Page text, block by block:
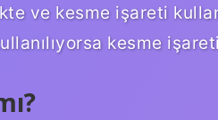
ve kesme işareti
kesme